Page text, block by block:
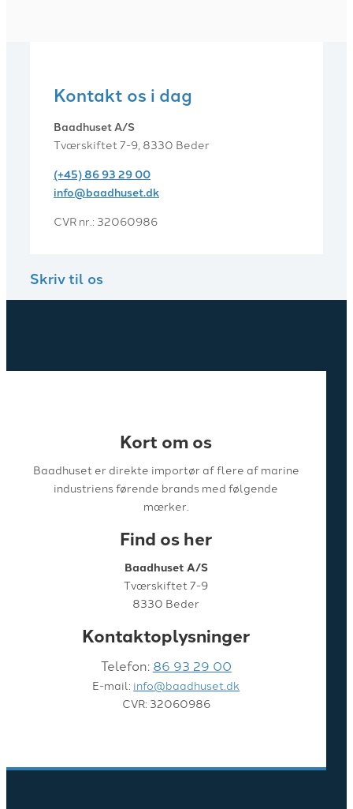
Kontakt os i dag
Baadhuset A/S
Tværskiftet 7-9, 8330 Beder
(+45) 86 93 29 00
info@baadhuset.dk​
CVR nr.: 32060986
Skriv til os
Kort om os
Baadhuset er direkte importør af flere af marine
industriens førende brands med følgende
mærker.
Find os her
Baadhuset A/S
Tværskiftet 7-9
8330 Beder
Kontaktoplysninger
Telefon: 86 93 29 00
E-mail: info@baadhuset.dk
CVR: 32060986